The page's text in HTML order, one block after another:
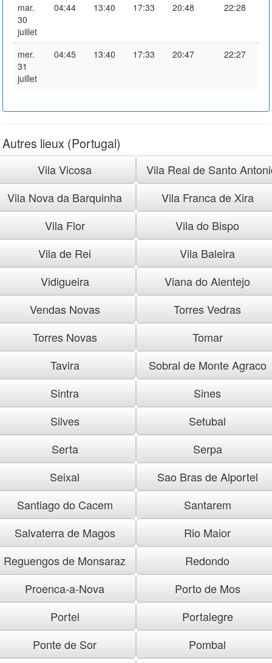
mar.
30
juillet
04:44 13:40 17:33 20:48 22:28
mer.
31
juillet
04:45 13:40 17:33 20:47 22:27
Autres lieux (Portugal)
Vila Vicosa
Vila Real de Santo
Vila Nova da Barquinha
Vila Franca de Xira
Vila Flor
Vila do Bispo
Vila de Rei
Vila Baleira
Vidigueira
Viana do Alentejo
Vendas Novas
Torres Vedras
Torres Novas
Tomar
Tavira
Sobral de Monte Agraco
Sintra
Sines
Silves
Setubal
Serta
Serpa
Seixal
Sao Bras de Alportel
Santiago do Cacem
Santarem
Salvaterra de Magos
Rio Maior
Reguengos de Monsaraz
Redondo
Proenca-a-Nova
Porto de Mos
Portel
Portalegre
Ponte de Sor
Pombal